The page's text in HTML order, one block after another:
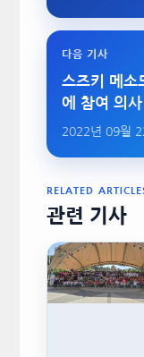
다음 기사
스즈키 메소
에 참여 의사
2022년 09월
RELATED
관련 기사